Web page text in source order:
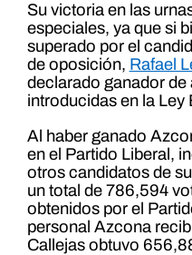
Su victoria en las
especiales, ya que si
superado por el
de oposición, Rafael
declarado ganador
introducidas en la Ley
Al haber ganado
en el Partido Liberal,
otros candidatos de
un total de 786,594
obtenidos por el
personal Azcona
Callejas obtuvo